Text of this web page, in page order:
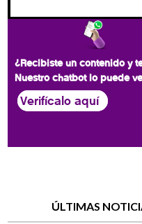
¿Recibiste un contenido y
Nuestro chatbot lo puede
Verifícalo aquí
ÚLTIMAS